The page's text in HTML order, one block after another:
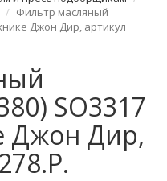
Фильтр масляный
Джон Дир, артикул
SO3317
Джон Дир,